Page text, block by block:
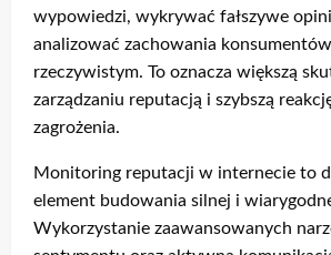
wypowiedzi, wykrywać fałszywe
analizować zachowania
rzeczywistym. To oznacza większą
zarządzaniu reputacją i szybszą
zagrożenia.
Monitoring reputacji w internecie to
element budowania silnej i
Wykorzystanie zaawansowanych